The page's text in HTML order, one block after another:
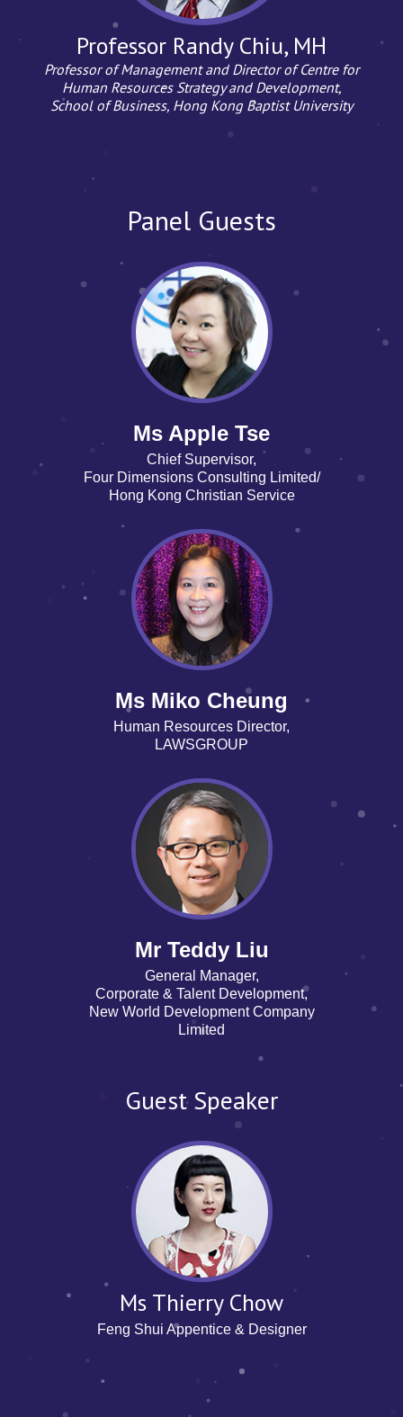
Professor Randy Chiu, MH
Professor of Management and Director of Centre for
Human Resources Strategy and Development,
School of Business, Hong Kong Baptist University
Panel Guests
Ms Apple Tse
Chief Supervisor,
Four Dimensions Consulting Limited/
Hong Kong Christian Service
Ms Miko Cheung
Human Resources Director,
LAWSGROUP
Mr Teddy Liu
General Manager,
Corporate & Talent Development,
New World Development Company
Limited
Guest Speaker
Ms Thierry Chow
Feng Shui Appentice & Designer